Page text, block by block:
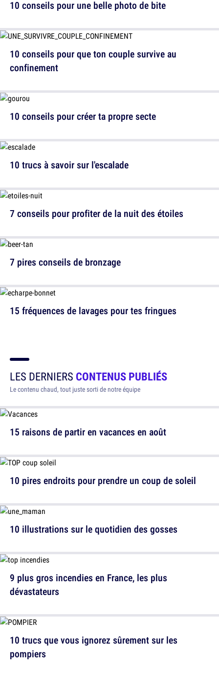
10 conseils pour une belle photo de bite
10 conseils pour créer ta propre secte
7 conseils pour profiter de la nuit des étoiles
15 fréquences de lavages pour tes fringues
10 conseils pour que ton couple survive au
confinement
10 trucs à savoir sur l'escalade
7 pires conseils de bronzage
LES DERNIERS CONTENUS PUBLIÉS
Le contenu chaud, tout juste sorti de notre équipe
15 raisons de partir en vacances en août
10 illustrations sur le quotidien des gosses
10 trucs que vous ignorez sûrement sur les
pompiers
10 pires endroits pour prendre un coup de soleil
9 plus gros incendies en France, les plus
dévastateurs